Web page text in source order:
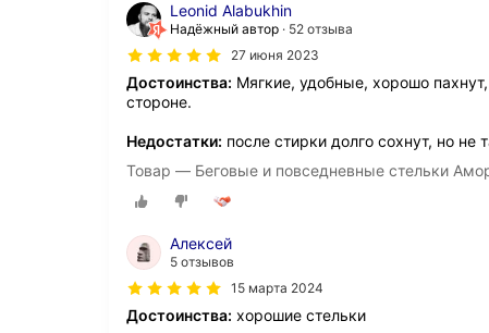
Leonid Alabukhin
Надёжный автор
52 отзыва
27 июня 2023
Достоинства: Мягкие, удобные, хорошо
стороне.
Недостатки: после стирки долго сохнут, но не
Товар — Беговые и повседневные стельки
Алексей
5 отзывов
15 марта 2024
Достоинства: хорошие стельки